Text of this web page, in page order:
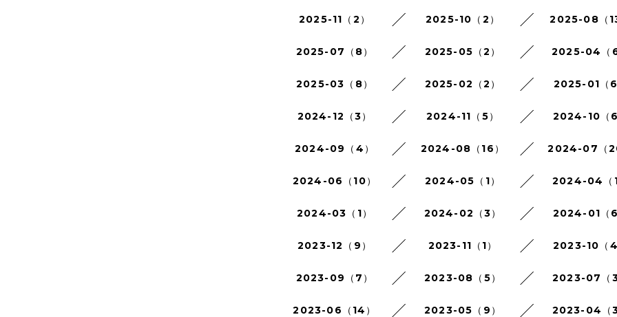
2025-11（2） 2025-10（2） 2025-08（13
2025-07（8） 2025-05（2） 2025-04（6
2025-03（8） 2025-02（2） 2025-01（6
2024-12（3） 2024-11（5） 2024-10（6
2024-09（4） 2024-08（16） 2024-07（
2024-06（10） 2024-05（1） 2024-04（1
2024-03（1） 2024-02（3） 2024-01（6
2023-12（9） 2023-11（1） 2023-10（4
2023-09（7） 2023-08（5） 2023-07（3
2023-06（14） 2023-05（9） 2023-04（3